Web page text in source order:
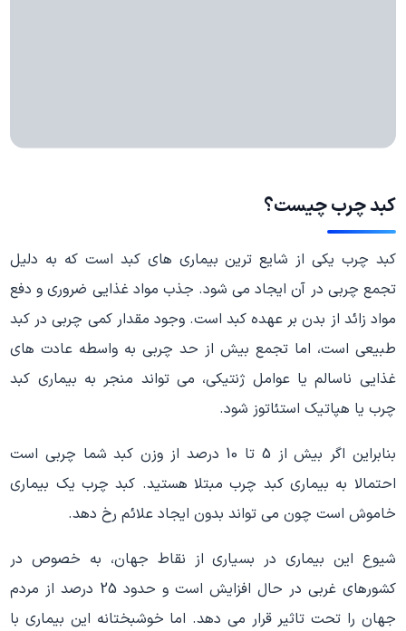
کبد چرب چیست؟
کبد چرب یکی از شایع ترین بیماری های کبد است که به دلیل
تجمع چربی در آن ایجاد می شود. جذب مواد غذایی ضروری و دفع
مواد زائد از بدن بر عهده کبد است. وجود مقدار کمی چربی در کبد
طبیعی است، اما تجمع بیش از حد چربی به واسطه عادت های
غذایی ناسالم یا عوامل ژنتیکی، می تواند منجر به بیماری کبد
چرب یا هپاتیک استئاتوز شود.
بنابراین اگر بیش از 5 تا 10 درصد از وزن کبد شما چربی است
احتمالا به بیماری کبد چرب مبتلا هستید. کبد چرب یک بیماری
خاموش است چون می تواند بدون ایجاد علائم رخ دهد.
شیوع این بیماری در بسیاری از نقاط جهان، به خصوص در
کشورهای غربی در حال افزایش است و حدود 25 درصد از مردم
جهان را تحت تاثیر قرار می دهد. اما خوشبختانه این بیماری با